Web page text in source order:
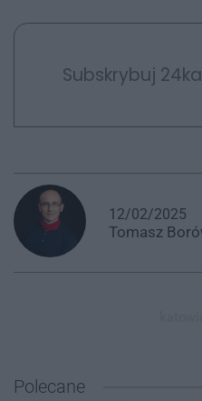
Subskrybuj
12/02/2025
Tomasz
Polecane